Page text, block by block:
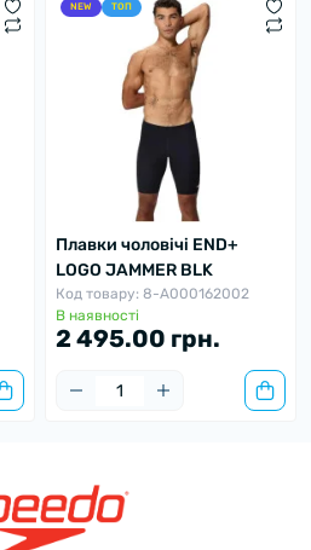
NEW ТОП
Плавки чоловічі END+
LOGO JAMMER BLK
Код товару: 8-A000162002
В наявності
2 495.00 грн.